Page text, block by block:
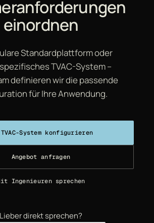
einordnen
Standardplattform oder
TVAC-System –
definieren wir die passende
für Ihre Anwendung.
TVAC-System konfigurieren
Angebot anfragen
Ingenieuren sprechen
Lieber direkt sprechen?